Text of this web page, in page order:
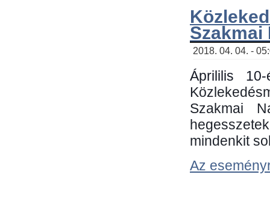
Szakmai
2018. 04. 04. -
Áprililis
Szakmai
mindenkit
Az